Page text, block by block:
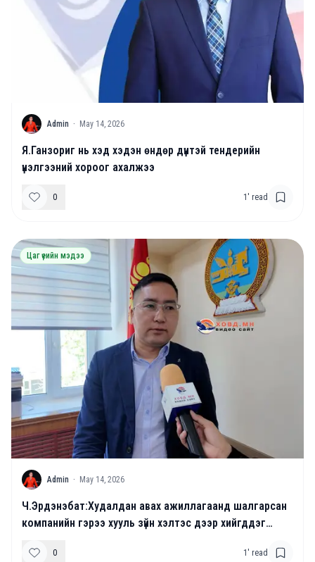
A Admin · May 14, 2026
Я.Ганзориг нь хэд хэдэн өндөр дүнтэй тендерийн
үнэлгээний хороог ахалжээ
0 1 ' read
Цаг үеийн мэдээ
A Admin · May 14, 2026
Ч.Эрдэнэбат:Худалдан авах ажиллагаанд шалгарсан
компанийн гэрээ хууль зүйн хэлтэс дээр хийгддэг
0 1 ' read